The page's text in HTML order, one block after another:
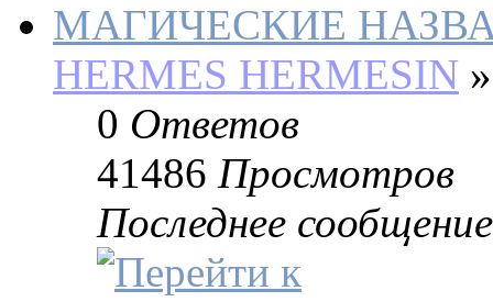
МАГИЧЕСКИЕ
HERMES HERMESIN »
0 Ответов
41486 Просмотров
Последнее сообщение